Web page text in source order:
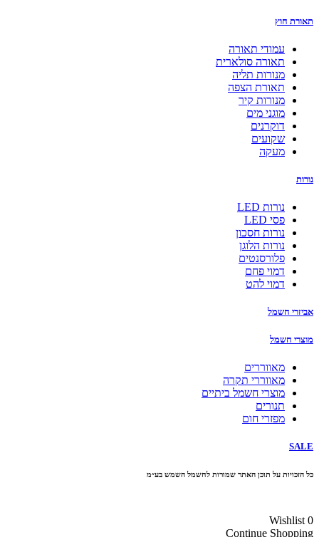
תאורת חוץ
עמודי תאורה
תאורה סולארית
מנורות תליה
תאורת הצפה
מנורות קיר
מוגני מים
דוקרנים
שקועים
מעקה
נורות
נורות LED
פסי LED
נורות חסכון
נורות הלוגן
פלורסנטים
דמוי פחם
דמוי להט
אביזרי חשמל
מוצרי חשמל
מאווררים
מאווררי תקרה
מוצרי חשמל ביתיים
תנורים
מפזרי חום
SALE
כל הזכויות על תוכן האתר שמורות לחשמל השמש בע״מ
Wishlist 0
Continue Shopping